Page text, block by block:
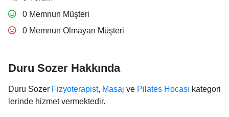
0 Memnun Müşteri
0 Memnun Olmayan Müşteri
Duru Sozer Hakkında
Duru Sozer Fizyoterapist, Masaj ve Pilates Hocası kategori
lerinde hizmet vermektedir.